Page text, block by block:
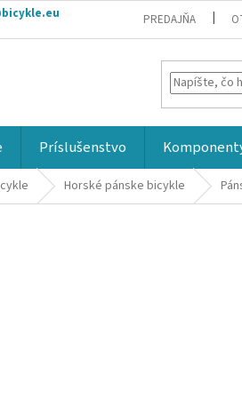
PREDAJŇA
Príslušenstvo
Horské pánske bicykle